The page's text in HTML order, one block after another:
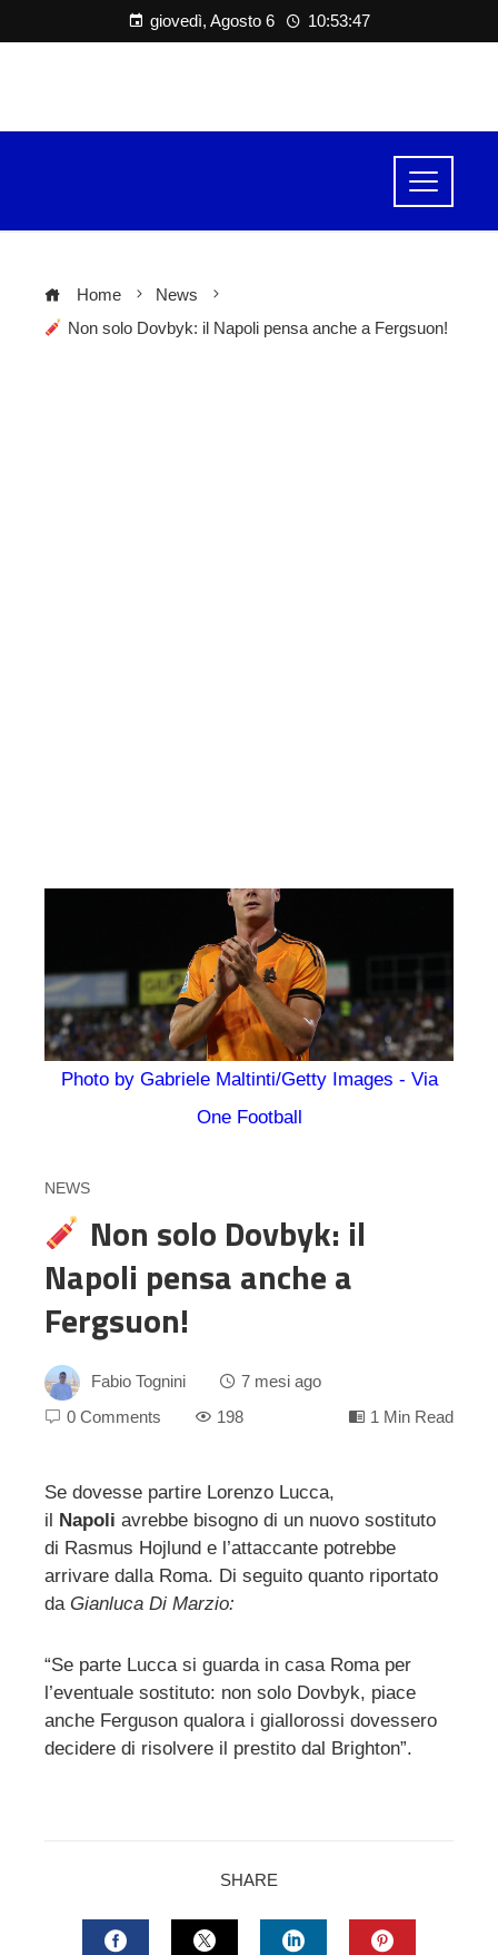
giovedì, Agosto 6 10:53:47
Home
News
Non solo Dovbyk: il Napoli pensa anche a Fergsuon!
Photo by Gabriele Maltinti/Getty Images - Via
One Football
NEWS
Non solo Dovbyk: il
Napoli pensa anche a
Fergsuon!
Fabio Tognini
7 mesi ago
0 Comments
198 1 Min Read
Se dovesse partire Lorenzo Lucca,
il
Napoli avrebbe bisogno di un nuovo sostituto
di Rasmus Hojlund e l’attaccante potrebbe
arrivare dalla Roma. Di seguito quanto riportato
da Gianluca Di Marzio:
“Se parte Lucca si guarda in casa Roma per
l’eventuale sostituto: non solo Dovbyk, piace
anche Ferguson qualora i giallorossi dovessero
decidere di risolvere il prestito dal Brighton”.
SHARE